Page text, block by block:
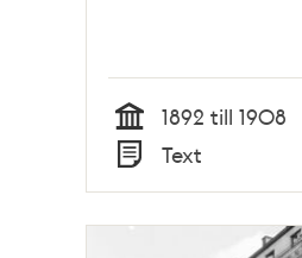
Tid
1892 till 1908
Typ
Text